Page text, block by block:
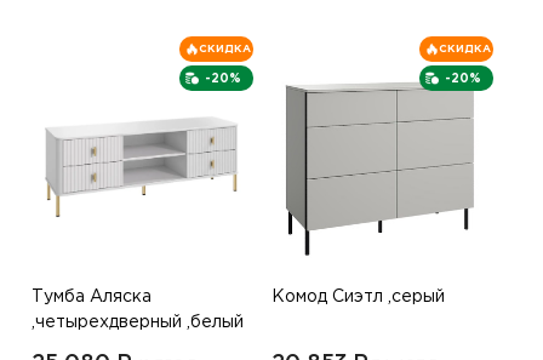
-20%
СКИДКА
Тумба Аляска
,четырехдверный ,белый
-20%
СКИДКА
Комод Сиэтл ,серый